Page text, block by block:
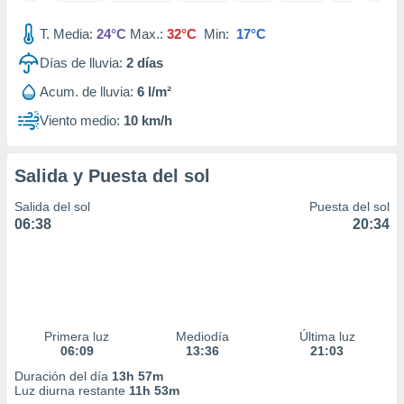
utilizar
crear un
uso de
contenido
medir el
la
el
uso de
con el
T. Media: 24°C Max.: 32°C Min: 17°C
Días de lluvia: 2 días
Acum. de lluvia: 6 l/m²
Viento medio: 10 km/h
Salida y Puesta del sol
Salida del sol
06:38
Puesta del sol
20:34
Primera luz
06:09
Mediodía
13:36
Última luz
21:03
Duración del día 13h 57m
Luz diurna restante 11h 53m